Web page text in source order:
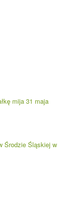
mija 31 maja
Środzie Śląskiej w